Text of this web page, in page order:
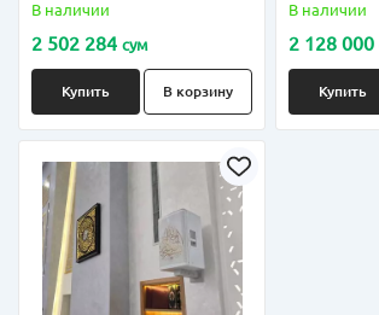
В наличии
2 502 284 сум
Купить В корзину
В наличии
2 128 000
Купить